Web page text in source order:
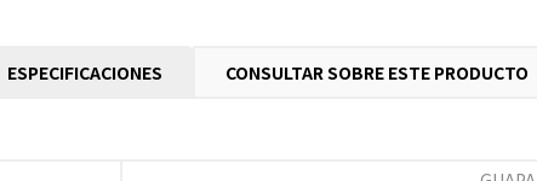
ESPECIFICACIONES CONSULTAR SOBRE ESTE PRODUCTO